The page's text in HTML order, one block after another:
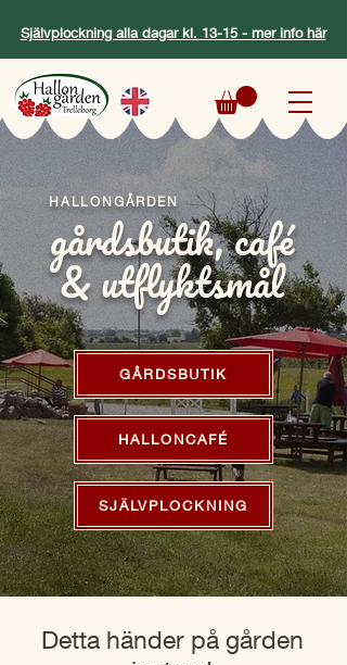
Självplockning alla dagar kl. 13-15 - mer info här
HALLONGÅRDEN
gårdsbutik, café
& utflyktsmål
GÅRDSBUTIK
HALLONCAFÉ
SJÄLVPLOCKNING
Detta händer på gården